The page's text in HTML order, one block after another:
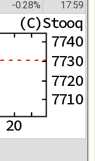
-0.28% 17:59